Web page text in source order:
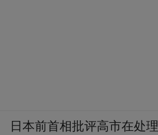
日本前首相批评高市在处理